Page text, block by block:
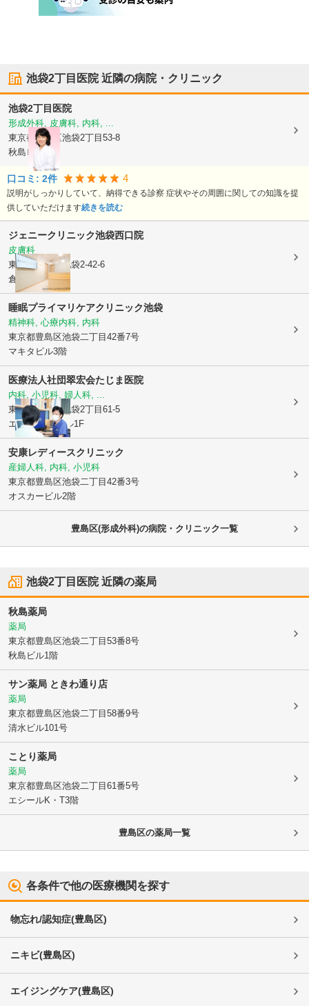
池袋2丁目医院近隣の病院・クリニック
池袋2丁目医院
形成外科, 皮膚科, 内科, ...
東京都豊島区池袋2丁目53-8
秋島ビル3F
口コミ: 2件 4
説明がしっかりしていて、納得できる診察 症状やその周囲に関しての知識を提
供していただけます続きを読む
ジェニークリニック池袋西口院
皮膚科
東京都豊島区池袋2-42-6
倉田ビル5F
睡眠プライマリケアクリニック池袋
精神科, 心療内科, 内科
東京都豊島区池袋二丁目42番7号
マキタビル3階
医療法人社団翠宏会たじま医院
内科, 小児科, 婦人科, ...
東京都豊島区池袋2丁目61-5
エシールKTビル1F
安康レディースクリニック
産婦人科, 内科, 小児科
東京都豊島区池袋二丁目42番3号
オスカービル2階
豊島区(形成外科)の病院・クリニック一覧
池袋2丁目医院近隣の薬局
秋島薬局
薬局
東京都豊島区池袋二丁目53番8号
秋島ビル1階
サン薬局 ときわ通り店
薬局
東京都豊島区池袋二丁目58番9号
清水ビル101号
ことり薬局
薬局
東京都豊島区池袋二丁目61番5号
エシールK・T3階
豊島区の薬局一覧
各条件で他の医療機関を探す
物忘れ/認知症(豊島区)
ニキビ(豊島区)
エイジングケア(豊島区)